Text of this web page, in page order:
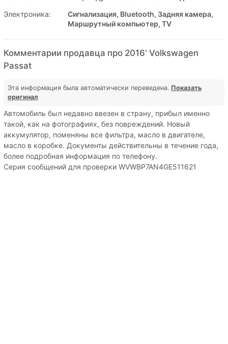
Электроника:
Сигнализация, Bluetooth, Задняя камера,
Маршрутный компьютер, TV
Комментарии продавца про 2016' Volkswagen
Passat
Эта информация была автоматически переведена. Показать
оригинал
Автомобиль был недавно ввезен в страну, прибыл именно
такой, как на фотографиях, без повреждений. Новый
аккумулятор, поменяны все фильтра, масло в двигателе,
масло в коробке. Документы действительны в течение года,
более подробная информация по телефону.
Серия сообщений для проверки WVWBP7AN4GE511621